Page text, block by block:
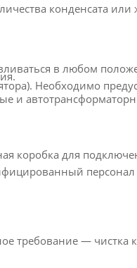
конденсата или
и
в любом
Необходимо
коробка для
персонал
требование — чистка